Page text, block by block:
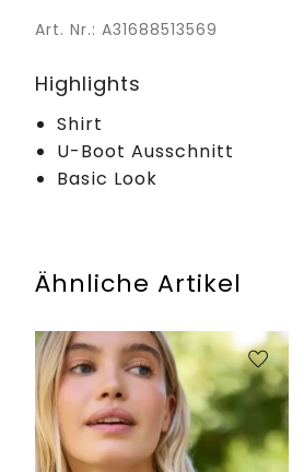
Art. Nr.: A31688513569
Highlights
Shirt
U-Boot Ausschnitt
Basic Look
Ähnliche Artikel